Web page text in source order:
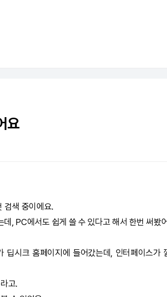
요
검색 중이에요.
데, PC에서도 쉽게 쓸 수 있다고 해서 한번 써봤
딥시크 홈페이지에 들어갔는데, 인터페이스가
고.